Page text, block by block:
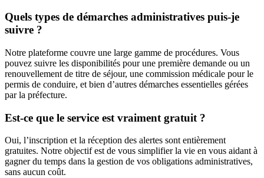
Quels types de démarches administratives puis-je
suivre ?
Notre plateforme couvre une large gamme de procédures. Vous
pouvez suivre les disponibilités pour une première demande ou un
renouvellement de titre de séjour, une commission médicale pour le
permis de conduire, et bien d’autres démarches essentielles gérées
par la préfecture.
Est-ce que le service est vraiment gratuit ?
Oui, l’inscription et la réception des alertes sont entièrement
gratuites. Notre objectif est de vous simplifier la vie en vous aidant à
gagner du temps dans la gestion de vos obligations administratives,
sans aucun coût.